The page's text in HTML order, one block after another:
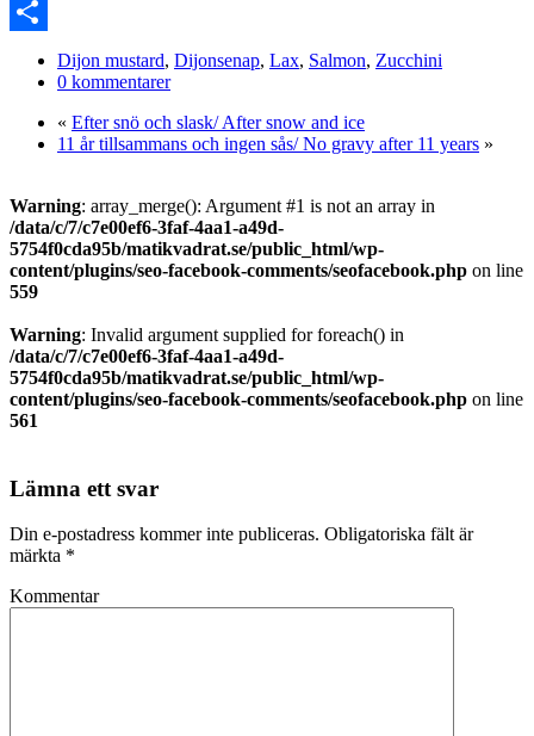
Link
PrintFriendly
Dijon mustard, Dijonsenap, Lax, Salmon, Zucchini
0 kommentarer
« Efter snö och slask/ After snow and ice
11 år tillsammans och ingen sås/ No gravy after 11 years »
Warning: array_merge(): Argument #1 is not an array in
/data/c/7/c7e00ef6-3faf-4aa1-a49d-
5754f0cda95b/matikvadrat.se/public_html/wp-
content/plugins/seo-facebook-comments/seofacebook.php on line
559
Warning: Invalid argument supplied for foreach() in
/data/c/7/c7e00ef6-3faf-4aa1-a49d-
5754f0cda95b/matikvadrat.se/public_html/wp-
content/plugins/seo-facebook-comments/seofacebook.php on line
561
Lämna ett svar
Din e-postadress kommer inte publiceras. Obligatoriska fält är
märkta *
Kommentar